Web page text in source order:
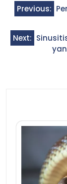
Previous:
Next: